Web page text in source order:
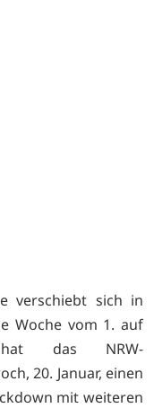
verschiebt sich in
Woche vom 1. auf
das NRW-
20. Januar, einen
mit weiteren